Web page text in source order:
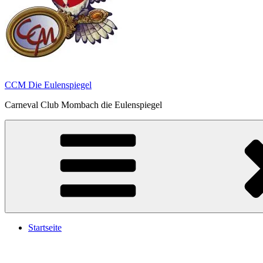
CCM Die Eulenspiegel
Carneval Club Mombach die Eulenspiegel
Startseite